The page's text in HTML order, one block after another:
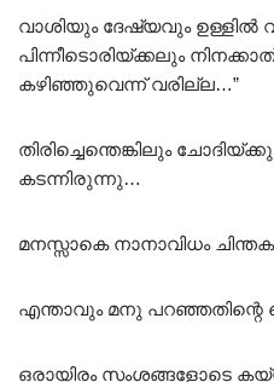
വാശിയും ദേഷ്യവും ഉള്ളിൽ
പിന്നീടൊരിയ്ക്കലും
കഴിഞ്ഞുവെന്ന് വരില്ല…”
തിരിച്ചെന്തെങ്കിലും
കടന്നിരുന്നു…
മനസ്സാകെ നാനാവിധം
എന്താവും മനു
ഒരായിരം സംശങ്ങളോടെ